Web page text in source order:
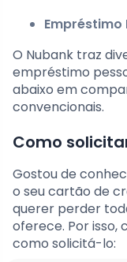
Empréstimo
O Nubank traz
empréstimo
abaixo em
convencionais.
Como
Gostou de
o seu cartão de
querer perder
oferece. Por isso,
como solicitá-lo: